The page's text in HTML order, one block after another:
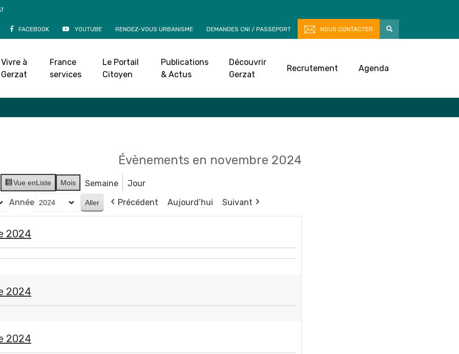
FACEBOOK YOUTUBE RENDEZ-VOUS URBANISME DEMANDES CNI / PASSEPORT NOUS CONTACTER
Vivre à
Gerzat
France
services
Le Portail
Citoyen
Publications
& Actus
Découvrir
Gerzat
Recrutement Agenda
Accueil»Agenda
Évènements en novembre 2024
Vue enListe Mois Semaine
Jour
Année Précédent Aujourd’hui Suivant
2024
2024
2024